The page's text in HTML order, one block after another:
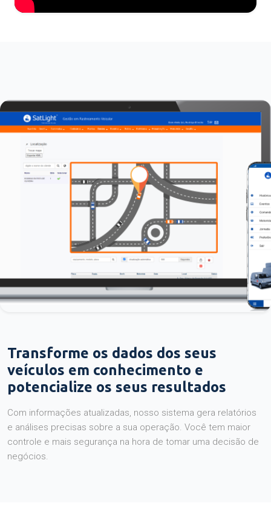
Transforme os dados dos seus
veículos em conhecimento e
potencialize os seus resultados
Com informações atualizadas, nosso sistema gera relatórios
e análises precisas sobre a sua operação. Você tem maior
controle e mais segurança na hora de tomar uma decisão de
negócios.